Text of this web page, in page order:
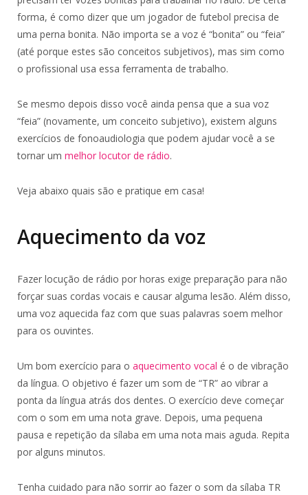
forma, é como dizer que um jogador de futebol precisa de
uma perna bonita. Não importa se a voz é “bonita” ou “feia”
(até porque estes são conceitos subjetivos), mas sim como
o profissional usa essa ferramenta de trabalho.
Se mesmo depois disso você ainda pensa que a sua voz
“feia” (novamente, um conceito subjetivo), existem alguns
exercícios de fonoaudiologia que podem ajudar você a se
tornar um melhor locutor de rádio.
Veja abaixo quais são e pratique em casa!
Aquecimento da voz
Fazer locução de rádio por horas exige preparação para não
forçar suas cordas vocais e causar alguma lesão. Além disso,
uma voz aquecida faz com que suas palavras soem melhor
para os ouvintes.
Um bom exercício para o aquecimento vocal é o de vibração
da língua. O objetivo é fazer um som de “TR” ao vibrar a
ponta da língua atrás dos dentes. O exercício deve começar
com o som em uma nota grave. Depois, uma pequena
pausa e repetição da sílaba em uma nota mais aguda. Repita
por alguns minutos.
Tenha cuidado para não sorrir ao fazer o som da sílaba TR